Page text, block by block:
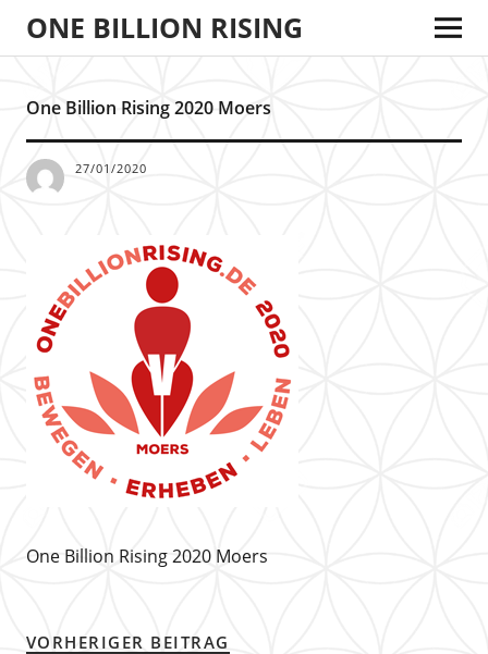
ONE BILLION RISING
One Billion Rising 2020 Moers
27/01/2020
One Billion Rising 2020 Moers
VORHERIGER BEITRAG